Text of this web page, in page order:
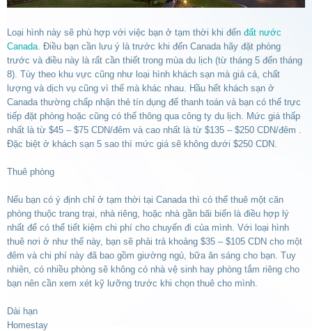
Loại hình này sẽ phù hợp với việc bạn ở tạm thời khi đến đất nước
Canada . Điều bạn cần lưu ý là trước khi đến Canada hãy đặt phòng
trước và điều này là rất cần thiết trong mùa du lịch (từ tháng 5 đến tháng
8). Tùy theo khu vực cũng như loại hình khách sạn mà giá cả, chất
lượng và dịch vụ cũng vì thế mà khác nhau. Hầu hết khách sạn ở
Canada thường chấp nhận thẻ tín dụng để thanh toán và bạn có thể trực
tiếp đặt phòng hoặc cũng có thể thông qua công ty du lịch. Mức giá thấp
nhất là từ $45 – $75 CDN/đêm và cao nhất là từ $135 – $250 CDN/đêm .
Đặc biệt ở khách sạn 5 sao thì mức giá sẽ không dưới $250 CDN.
Thuê phòng
Nếu bạn có ý định chỉ ở tạm thời tại Canada thì có thể thuê một căn
phòng thuộc trang trại, nhà riêng, hoặc nhà gần bãi biển là điều hợp lý
nhất để có thể tiết kiệm chi phí cho chuyến đi của mình. Với loại hình
thuê nơi ở như thế này, bạn sẽ phải trả khoảng $35 – $105 CDN cho một
đêm và chi phí này đã bao gồm giường ngủ, bữa ăn sáng cho bạn. Tuy
nhiên, có nhiều phòng sẽ không có nhà vệ sinh hay phòng tắm riêng cho
bạn nên cần xem xét kỹ lưỡng trước khi chọn thuê cho mình.
Dài hạn
Homestay